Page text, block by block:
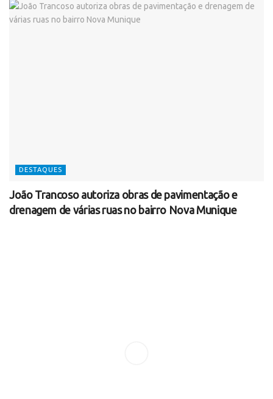
DESTAQUES
João Trancoso autoriza obras de pavimentação e
drenagem de várias ruas no bairro Nova Munique